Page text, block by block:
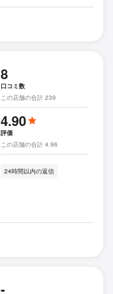
8
口コミ数
この店舗の合計 239
4.90
評価
この店舗の合計 4.96
24時間以内の返信
-